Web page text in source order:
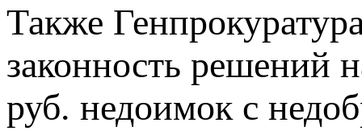
Также
законность решений
руб. недоимок с